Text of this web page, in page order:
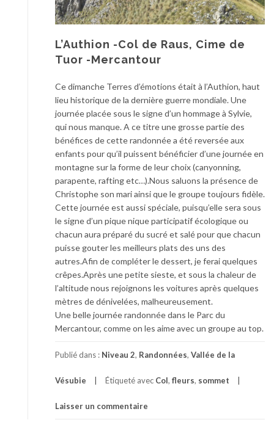
L’Authion -Col de Raus, Cime de
Tuor -Mercantour
Ce dimanche Terres d’émotions était à l’Authion, haut
lieu historique de la dernière guerre mondiale. Une
journée placée sous le signe d’un hommage à Sylvie,
qui nous manque. A ce titre une grosse partie des
bénéfices de cette randonnée a été reversée aux
enfants pour qu’il puissent bénéficier d’une journée en
montagne sur la forme de leur choix (canyonning,
parapente, rafting etc…).Nous saluons la présence de
Christophe son mari ainsi que le groupe toujours fidèle.
Cette journée est aussi spéciale, puisqu’elle sera sous
le signe d’un pique nique participatif écologique ou
chacun aura préparé du sucré et salé pour que chacun
puisse gouter les meilleurs plats des uns des
autres.Afin de compléter le dessert, je ferai quelques
crêpes.Après une petite sieste, et sous la chaleur de
l’altitude nous rejoignons les voitures après quelques
mètres de dénivelées, malheureusement.
Une belle journée randonnée dans le Parc du
Mercantour, comme on les aime avec un groupe au top.
Publié dans : Niveau 2, Randonnées, Vallée de la
Vésubie Étiqueté avec Col, fleurs, sommet
Laisser un commentaire